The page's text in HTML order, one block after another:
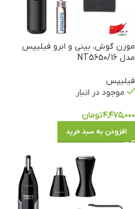
موزن گوش، بینی و ابرو فیلیپس
مدل NT5650/16
فیلیپس
موجود در انبار
۴,۴۷۵,۰۰۰تومان
افزودن به سبد خرید